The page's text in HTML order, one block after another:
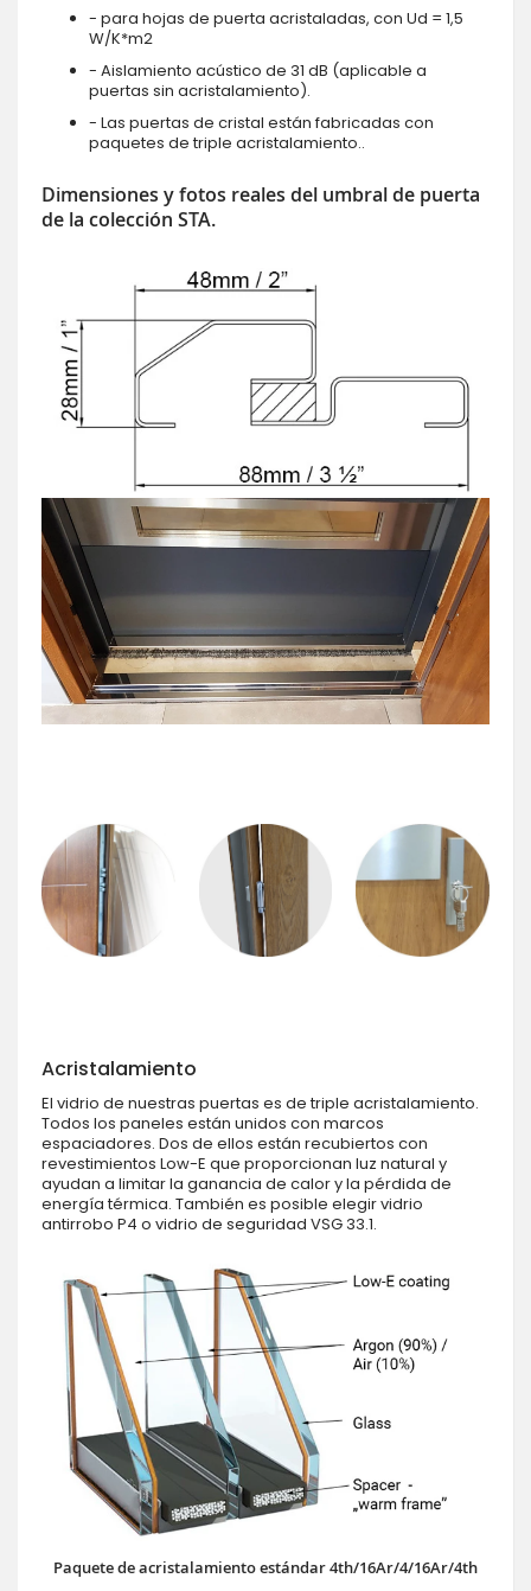
- para hojas de puerta acristaladas, con Ud = 1,5
W/K*m2
- Aislamiento acústico de 31 dB (aplicable a
puertas sin acristalamiento).
- Las puertas de cristal están fabricadas con
paquetes de triple acristalamiento..
Dimensiones y fotos reales del umbral de puerta
de la colección STA.
Acristalamiento
El vidrio de nuestras puertas es de triple acristalamiento.
Todos los paneles están unidos con marcos
espaciadores. Dos de ellos están recubiertos con
revestimientos Low-E que proporcionan luz natural y
ayudan a limitar la ganancia de calor y la pérdida de
energía térmica. También es posible elegir vidrio
antirrobo P4 o vidrio de seguridad VSG 33.1.
Paquete de acristalamiento estándar 4th/16Ar/4/16Ar/4th